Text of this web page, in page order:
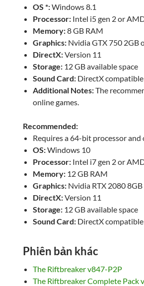
OS *:Windows 8.1
Processor: Intel i5 gen 2 or
Memory:8 GB RAM
Graphics: Nvidia GTX 750 2GB
DirectX:Version 11
Storage: 12 GB available space
Sound Card: DirectX
Additional Notes:The
online games.
Recommended:
Requires a 64-bit processor
OS:Windows 10
Processor: Intel i7 gen 2 or
Memory: 12 GB RAM
Graphics: Nvidia RTX 2080
DirectX:Version 11
Storage: 12 GB available space
Sound Card: DirectX
Phiên bản khác
The Riftbreaker v847-P2P
The Riftbreaker Complete Pack